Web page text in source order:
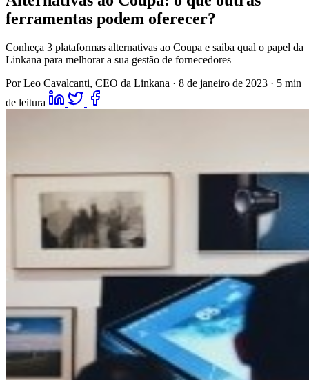
ferramentas podem oferecer?
Conheça 3 plataformas alternativas ao Coupa e saiba qual o papel da
Linkana para melhorar a sua gestão de fornecedores
Por Leo Cavalcanti, CEO da Linkana · 8 de janeiro de 2023 · 5 min
de leitura